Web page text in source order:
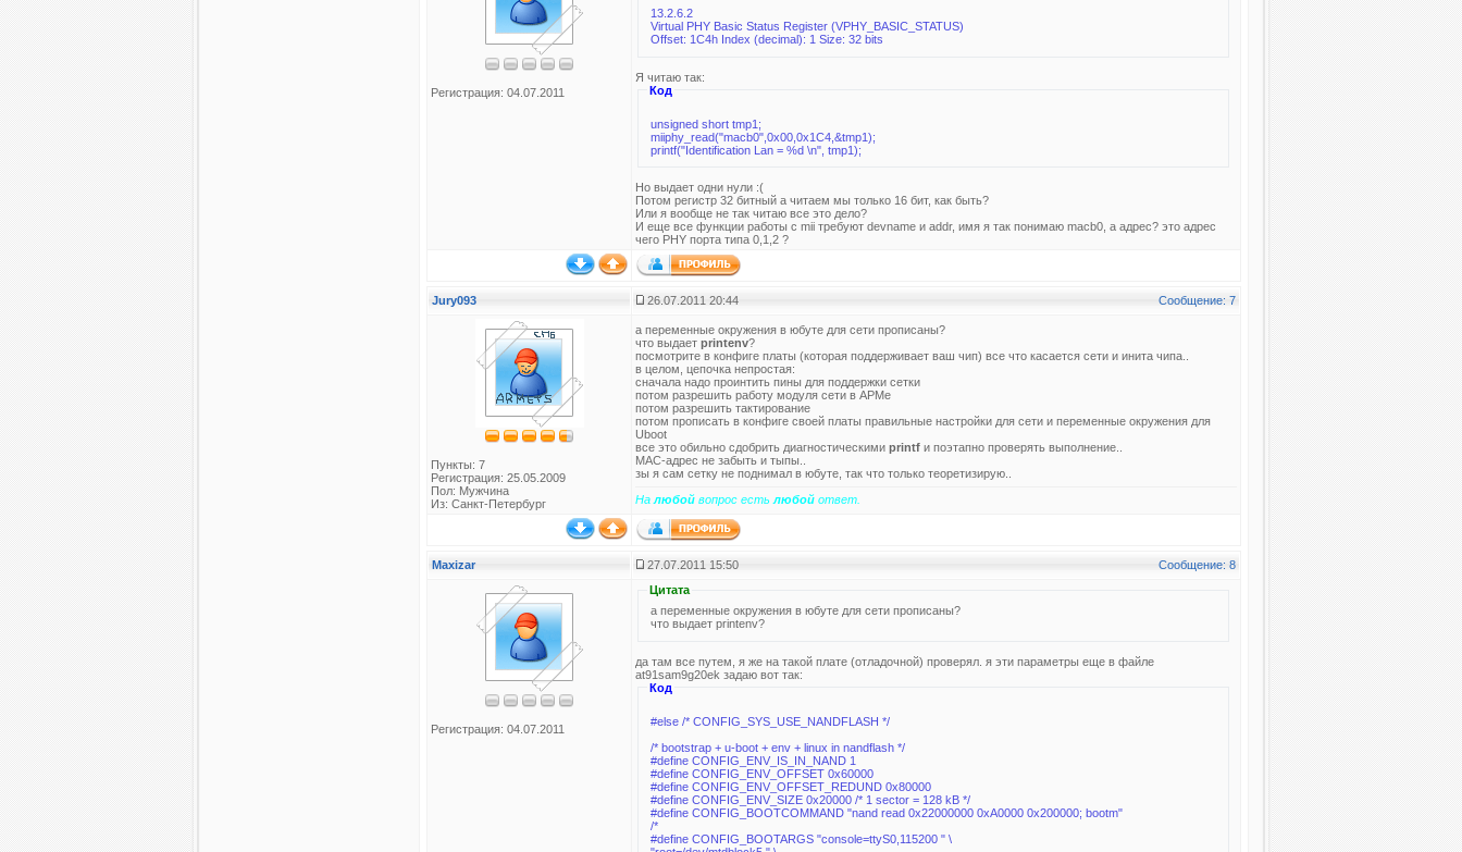
Регистрация: 04.07.2011
13.2.6.2
Virtual PHY Basic Status Register (VPHY_BASIC_STATUS)
Offset: 1C4h Index (decimal): 1 Size: 32 bits
Я читаю так:
Код
unsigned short tmp1;
miiphy_read("macb0",0x00,0x1C4,&tmp1);
printf("Identification Lan = %d \n", tmp1);
Но выдает одни нули :(
Потом регистр 32 битный а читаем мы только 16 бит, как быть?
Или я вообще не так читаю все это дело?
И еще все функции работы с mii требуют devname и addr, имя я так понимаю macb0, а адрес? это адрес
чего PHY порта типа 0,1,2 ?
Jury093 26.07.2011 20:44 Сообщение: 7
Пункты: 7
Регистрация: 25.05.2009
Пол: Мужчина
Из: Санкт-Петербург
а переменные окружения в юбуте для сети прописаны?
что выдает printenv?
посмотрите в конфиге платы (которая поддерживает ваш чип) все что касается сети и инита чипа..
в целом, цепочка непростая:
сначала надо проинтить пины для поддержки сетки
потом разрешить работу модуля сети в АРМе
потом разрешить тактирование
потом прописать в конфиге своей платы правильные настройки для сети и переменные окружения для
Uboot
все это обильно сдобрить диагностическими printf и поэтапно проверять выполнение..
MAC-адрес не забыть и тыпы..
зы я сам сетку не поднимал в юбуте, так что только теоретизирую..
На любой вопрос есть любой ответ.
Maxizar 27.07.2011 15:50 Сообщение: 8
Регистрация: 04.07.2011
Цитата
а переменные окружения в юбуте для сети прописаны?
что выдает printenv?
да там все путем, я же на такой плате (отладочной) проверял. я эти параметры еще в файле
at91sam9g20ek задаю вот так:
Код
#else /* CONFIG_SYS_USE_NANDFLASH */
/* bootstrap + u-boot + env + linux in nandflash */
#define CONFIG_ENV_IS_IN_NAND 1
#define CONFIG_ENV_OFFSET 0x60000
#define CONFIG_ENV_OFFSET_REDUND 0x80000
#define CONFIG_ENV_SIZE 0x20000 /* 1 sector = 128 kB */
#define CONFIG_BOOTCOMMAND "nand read 0x22000000 0xA0000 0x200000; bootm"
/*
#define CONFIG_BOOTARGS "console=ttyS0,115200 " \